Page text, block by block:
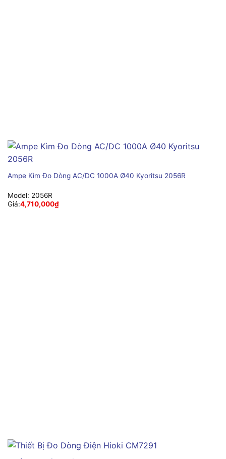
Ampe Kìm Đo Dòng AC/DC 1000A Ø40 Kyoritsu 2056R
Model: 2056R
Giá:4,710,000₫